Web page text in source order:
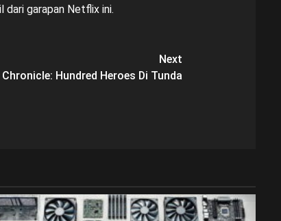
dari garapan Netflix ini.
Next
Chronicle: Hundred Heroes Di Tunda